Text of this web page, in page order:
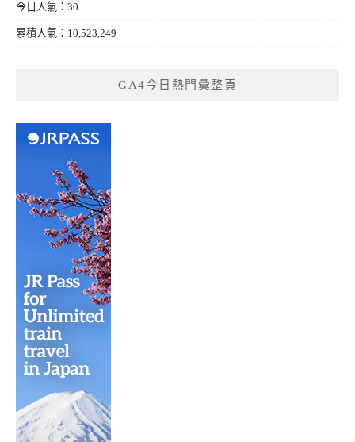
今日人氣：30
累積人氣：10,523,249
GA4今日熱門彙整頁